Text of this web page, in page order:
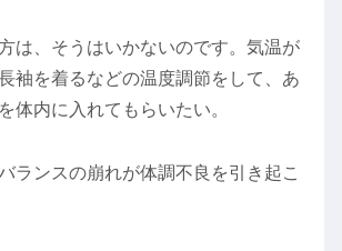
は、そうはいかないのです。気温が
袖を着るなどの温度調節をして、あ
体内に入れてもらいたい。
ランスの崩れが体調不良を引き起こ